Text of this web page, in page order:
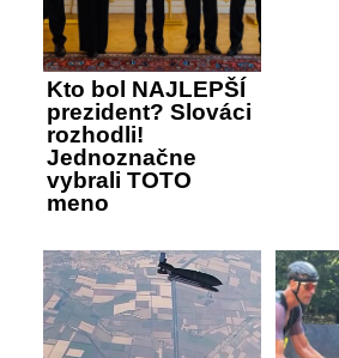
Kto bol NAJLEPŠÍ
prezident? Slováci
rozhodli!
Jednoznačne
vybrali TOTO
meno